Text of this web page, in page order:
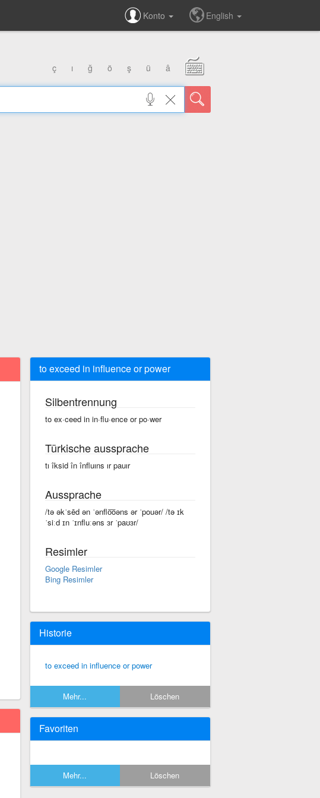
Konto English
ç ı ğ ö ş ü â
to exceed in influence or power
Silbentrennung
to ex·ceed in in·flu·ence or po·wer
Türkische aussprache
tı îksid în înfluıns ır pauır
Aussprache
/tə əkˈsēd ən ˈənflo͞oəns ər ˈpouər/ /tə ɪk
ˈsiːd ɪn ˈɪnfluːəns ɜr ˈpaʊɜr/
Resimler
Google Resimler
Bing Resimler
Historie
to exceed in influence or power
Mehr... Löschen
Favoriten
Mehr... Löschen